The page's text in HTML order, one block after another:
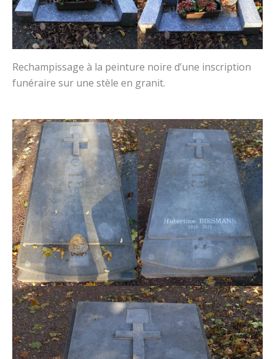
Rechampissage à la peinture noire d’une inscription
funéraire sur une stèle en granit.